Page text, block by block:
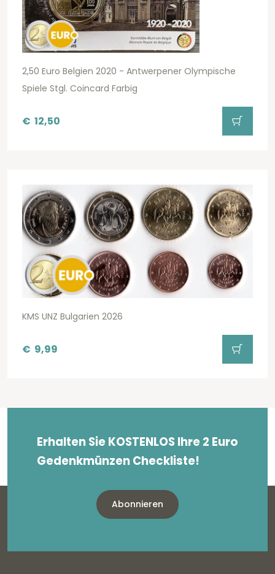
2,50 Euro Belgien 2020 - Antwerpener Olympische
Spiele Stgl. Coincard Farbig
€ 12,50
KMS UNZ Bulgarien 2026
€ 9,99
Erhalten Sie KOSTENLOS Ihre 2 Euro
Gedenkmünzen Checkliste!
Abonnieren